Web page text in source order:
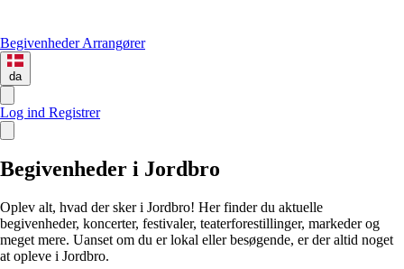
BegivenhederArrangører
da
Log ind Registrer
Begivenheder i Jordbro
Oplev alt, hvad der sker i Jordbro! Her finder du aktuelle
begivenheder, koncerter, festivaler, teaterforestillinger, markeder og
meget mere. Uanset om du er lokal eller besøgende, er der altid noget
at opleve i Jordbro.